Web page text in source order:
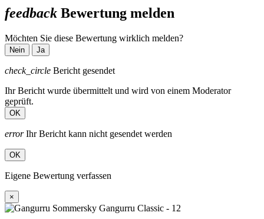
feedback Bewertung melden
Möchten Sie diese Bewertung wirklich melden?
Nein Ja
check_circle Bericht gesendet
Ihr Bericht wurde übermittelt und wird von einem Moderator
geprüft.
OK
errorIhr Bericht kann nicht gesendet werden
OK
Eigene Bewertung verfassen
×